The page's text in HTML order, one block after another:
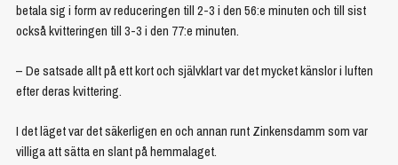
betala sig i form av reduceringen till 2-3 i den 56:e minuten och till sist
också kvitteringen till 3-3 i den 77:e minuten.
– De satsade allt på ett kort och självklart var det mycket känslor i luften
efter deras kvittering.
I det läget var det säkerligen en och annan runt Zinkensdamm som var
villiga att sätta en slant på hemmalaget.